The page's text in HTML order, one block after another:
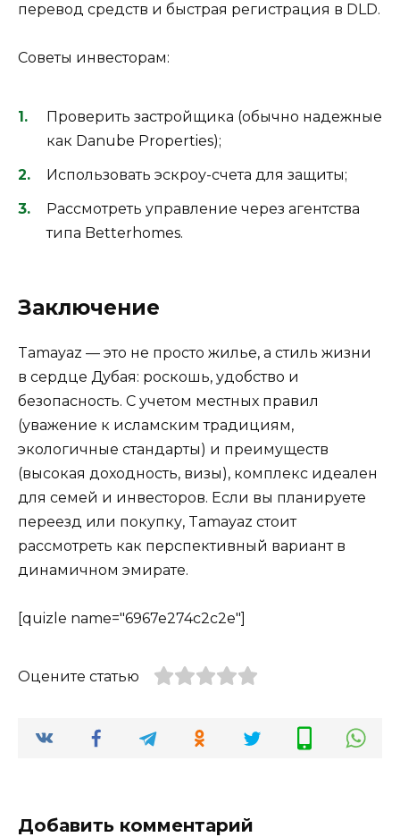
перевод средств и быстрая регистрация в DLD.
Советы инвесторам:
Проверить застройщика (обычно надежные
как Danube Properties);
Использовать эскроу-счета для защиты;
Рассмотреть управление через агентства
типа Betterhomes.
Заключение
Tamayaz — это не просто жилье, а стиль жизни
в сердце Дубая: роскошь, удобство и
безопасность. С учетом местных правил
(уважение к исламским традициям,
экологичные стандарты) и преимуществ
(высокая доходность, визы), комплекс идеален
для семей и инвесторов. Если вы планируете
переезд или покупку, Tamayaz стоит
рассмотреть как перспективный вариант в
динамичном эмирате.
[quizle name="6967e274c2c2e"]
Оцените статью
Добавить комментарий